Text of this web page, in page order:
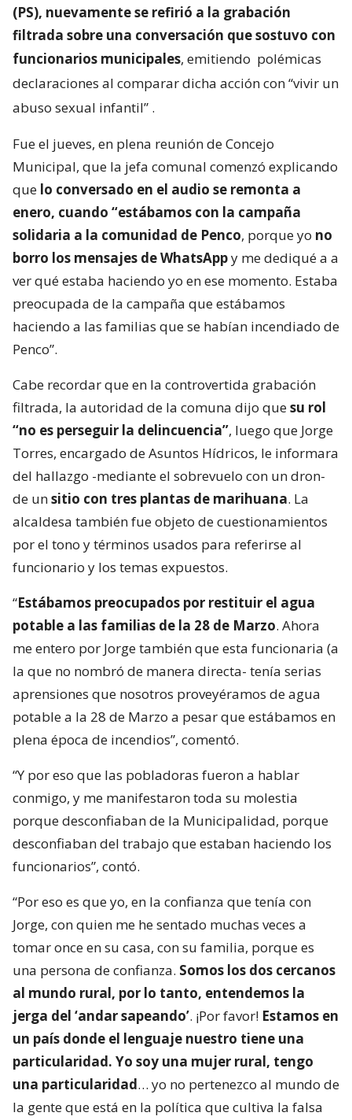
(PS), nuevamente se refirió a la grabación
filtrada sobre una conversación que sostuvo con
funcionarios municipales, emitiendo polémicas
declaraciones al comparar dicha acción con “vivir un
abuso sexual infantil” .
Fue el jueves, en plena reunión de Concejo
Municipal, que la jefa comunal comenzó explicando
que lo conversado en el audio se remonta a
enero, cuando “estábamos con la campaña
solidaria a la comunidad de Penco, porque yo no
borro los mensajes de WhatsAppy me dediqué a a
ver qué estaba haciendo yo en ese momento. Estaba
preocupada de la campaña que estábamos
haciendo a las familias que se habían incendiado de
Penco”.
Cabe recordar que en la controvertida grabación
filtrada, la autoridad de la comuna dijo quesu rol
“no es perseguir la delincuencia”, luego que Jorge
Torres, encargado de Asuntos Hídricos, le informara
del hallazgo -mediante el sobrevuelo con un dron-
de unsitio con tres plantas de marihuana. La
alcaldesa también fue objeto de cuestionamientos
por el tono y términos usados para referirse al
funcionario y los temas expuestos.
“Estábamos preocupados por restituir el agua
potable a las familias de la 28 de Marzo. Ahora
me entero por Jorge también que esta funcionaria (a
la que no nombró de manera directa- tenía serias
aprensiones que nosotros proveyéramos de agua
potable a la 28 de Marzo a pesar que estábamos en
plena época de incendios”, comentó.
“Y por eso que las pobladoras fueron a hablar
conmigo, y me manifestaron toda su molestia
porque desconfiaban de la Municipalidad, porque
desconfiaban del trabajo que estaban haciendo los
funcionarios”, contó.
“Por eso es que yo, en la confianza que tenía con
Jorge, con quien me he sentado muchas veces a
tomar once en su casa, con su familia, porque es
una persona de confianza. Somos los dos cercanos
al mundo rural, por lo tanto, entendemos la
jerga del ‘andar sapeando’. ¡Por favor! Estamos en
un país donde el lenguaje nuestro tiene una
particularidad. Yo soy una mujer rural, tengo
una particularidad… yo no pertenezco al mundo de
la gente que está en la política que cultiva la falsa